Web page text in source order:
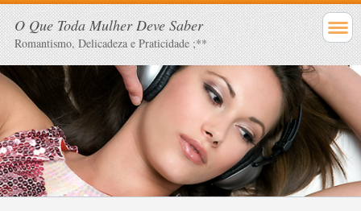
O Que Toda Mulher Deve Saber
Romantismo, Delicadeza e Praticidade ;**